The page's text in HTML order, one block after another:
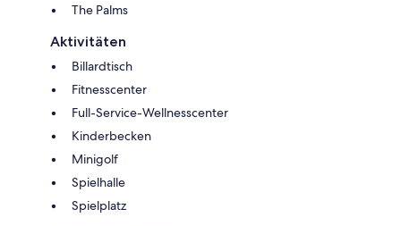
The Palms
Aktivitäten
Billardtisch
Fitnesscenter
Full-Service-Wellnesscenter
Kinderbecken
Minigolf
Spielhalle
Spielplatz